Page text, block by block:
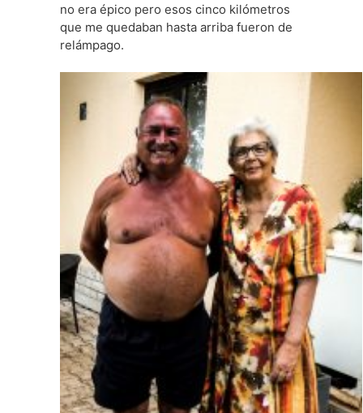
no era épico pero esos cinco kilómetros
que me quedaban hasta arriba fueron de
relámpago.